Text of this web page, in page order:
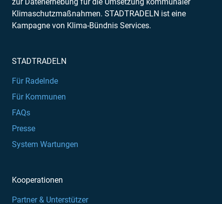
Klimaschutzmaßnahmen. STADTRADELN ist eine
Kampagne von Klima-Bündnis Services.
STADTRADELN
Für Radelnde
Für Kommunen
FAQs
Presse
System Wartungen
Kooperationen
Partner & Unterstützer